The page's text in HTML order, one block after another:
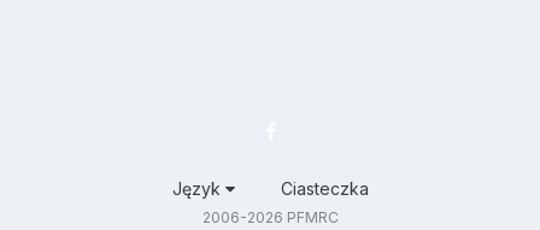
Język Ciasteczka
2006-2026 PFMRC